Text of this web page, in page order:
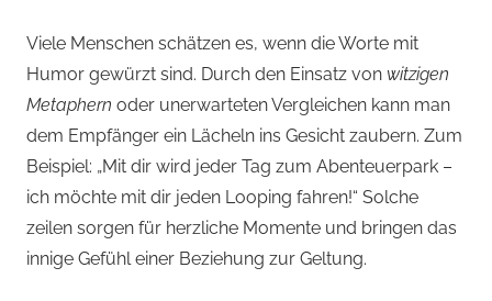
Viele Menschen schätzen es, wenn die Worte mit
Humor gewürzt sind. Durch den Einsatz von witzigen
Metaphern oder unerwarteten Vergleichen kann man
dem Empfänger ein Lächeln ins Gesicht zaubern. Zum
Beispiel: „Mit dir wird jeder Tag zum Abenteuerpark –
ich möchte mit dir jeden Looping fahren!“ Solche
zeilen sorgen für herzliche Momente und bringen das
innige Gefühl einer Beziehung zur Geltung.